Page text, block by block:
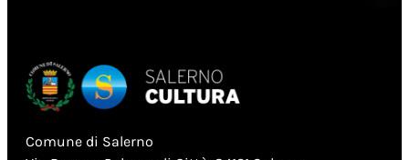
Comune di Salerno